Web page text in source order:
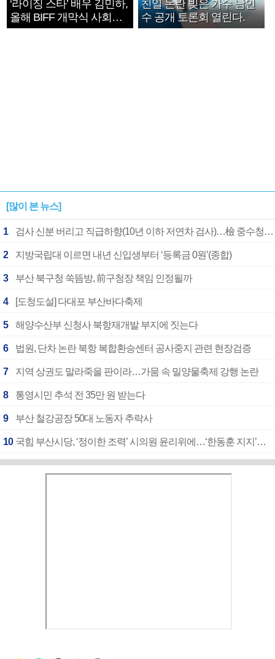
‘라이징 스타’ 배우 김민하,
올해 BIFF 개막식 사회자
확정
친일 논란 빚은 가수 남인
수 공개 토론회 열린다.
[많이 본 뉴스]
1 검사 신분 버리고 직급하향(10년 이하 저연차 검사)…檢 중수청행 기피
2 지방국립대 이르면 내년 신입생부터 ‘등록금 0원’(종합)
3 부산 북구청 쑥뜸방, 前구청장 책임 인정될까
4 [도청도설] 다대포 부산바다축제
5 해양수산부 신청사 북항재개발 부지에 짓는다
6 법원, 단차 논란 북항 복합환승센터 공사중지 관련 현장검증
7 지역 상권도 말라죽을 판이라…가뭄 속 밀양물축제 강행 논란
8 통영시민 추석 전 35만 원 받는다
9 부산 철강공장 50대 노동자 추락사
10 국힘 부산시당, ‘정이한 조력’ 시의원 윤리위에…‘한동훈 지지’도 신고접수